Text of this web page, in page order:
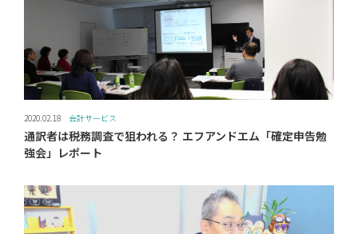
2020.02.18 会計サービス
通訳者は税務調査で狙われる？ エフアンドエム「確定申告勉
強会」レポート